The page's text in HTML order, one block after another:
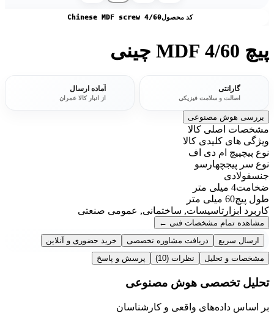
کد محصولChinese MDF screw 4/60
پیچ MDF 4/60 چینی
گارانتی
اصالت و سلامت فیزیکی
آماده ارسال
از انبار کالا عمران
بررسی هوش مصنوعی
مشخصات اصلی کالا
ویژگی های کلیدی کالا
نوع پیچپیچ ام دی اف
نوع سر پیجچهارسو
جنسفولادی
ضخامت4 میلی متر
طول پیچ60 میلی متر
کاربرد ابزار تاسیسات, ساختمانی, عمومی صنعتی
مشاهده تمام مشخصات فنی ←
ارسال سریع
دریافت مشاوره تخصصی
خرید حضوری و آنلاین
مشخصات و تحلیل
نظرات (10) پرسش و پاسخ
تحلیل تخصصی هوش مصنوعی
بر اساس داده‌های واقعی و کارشناسان